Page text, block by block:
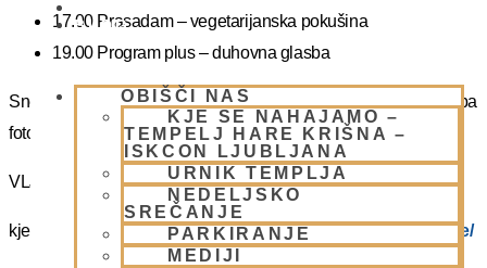
BLOG
OBIŠČI NAS
KJE SE NAHAJAMO –
TEMPELJ HARE KRIŠNA –
ISKCON LJUBLJANA
URNIK TEMPLJA
NEDELJSKO
SREČANJE
PARKIRANJE
MEDIJI
17.00 Prasadam – vegetarijanska pokušina
19.00 Program plus – duhovna glasba
Snemanje in slikanje gostov je v templju prepovedano. Lahko pa
fotografirate slikate božanstva in slike v dvorani.
VLJUDNO VABLJENI
kje in kako parkirati –https://www.harekrisna.net/parkiranje/